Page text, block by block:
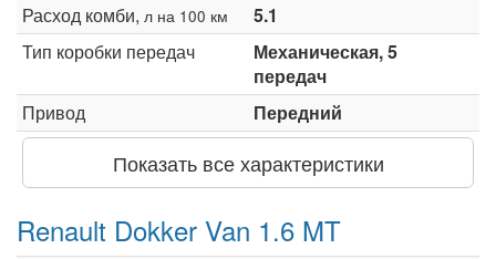
Расход комби, л на 100 км
5.1
Тип коробки передач
Механическая, 5
передач
Привод
Передний
Показать все характеристики
Renault Dokker Van 1.6 MT